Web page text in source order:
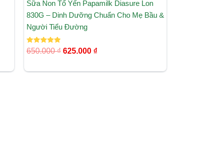
Sữa Non Tổ Yến Papamilk Diasure Lon
830G – Dinh Dưỡng Chuẩn Cho Mẹ Bầu &
Người Tiểu Đường
Được xếp
hạng
650.000₫ 625.000 ₫